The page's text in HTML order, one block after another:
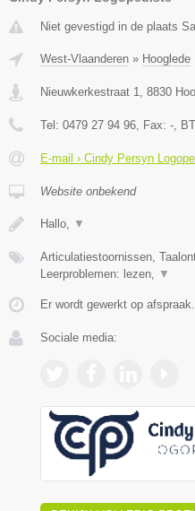
Niet gevestigd in de plaats
West-Vlaanderen » Hooglede
Nieuwkerkestraat 1 8830
Tel: 0479 27 94 96 , Fax: - ,
E-mail › Cindy Persyn
Website onbekend
Hallo, ▼
Articulatiestoornissen,
Leerproblemen: lezen,
▼
Er wordt gewerkt op afspraak.
Sociale media: